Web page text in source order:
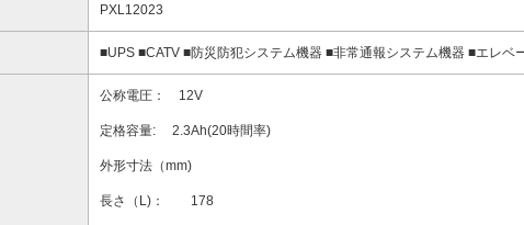
PXL12023
■UPS ■CATV ■防災防犯システム機器 ■非常通報システム機器 ■エレベ
公称電圧： 12V
定格容量: 2.3Ah(20時間率)
外形寸法（mm)
長さ（L)： 178